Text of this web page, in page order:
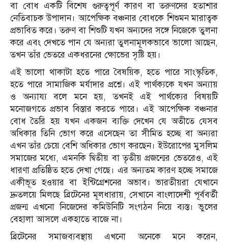
বা বোধ একটি বিশেষ গুরুত্বপূর্ণ কারণ বা তরুণদের হতাশার
নেতিবাচক উপাদান। আপেক্ষিক বঞ্চনার বোধকে শিশুমন মারাত্বক
প্রভাবিত করে। তরুণ বা শিশুটি যখন অন্যদের সঙ্গে নিজেকে তুলনা
করে এবং দেখতে পান যে অন্যরা তুলনামূলকভাবে ভালো আছেন,
তখন তাঁর ভেতরে একধরনের ক্ষোভের সৃষ্টি হয়।
এই ভালো থাকাটা হতে পারে বৈষয়িক, হতে পারে সাংস্কৃতিক,
হতে পারে সামাজিক মর্যাদার প্রশ্নে। এই পার্থক্যকে যখন অন্যায়
ও অন্যায্য বলে মনে হয়, তখনই এই পার্থক্যের বিষয়টি
মনোজগতে প্রভাব বিস্তার করতে পারে। এই আপেক্ষিক বঞ্চনার
বোধ তৈরি হয় যখন একজন ব্যক্তি দেখেন যে অতীতে যেসব
অধিকার তিনি ভোগ করে এসেছেন তা সীমিত হচ্ছে বা অন্যরা
এখন তাঁর চেয়ে বেশি অধিকার ভোগ করছেন। ইউরোপের মুসলিম
সমাজের মধ্যে, এমনকি দ্বিতীয় বা তৃতীয় প্রজন্মের ভেতরেও, এই
ধারণা প্রতিষ্ঠিত হতে দেখা গেছে। এর অন্যতম কারণ হচ্ছে সমাজে
একীভূত হওয়ার বা ইন্টিগ্রেশনের অভাব। ভারতীয়রা যেখানে
দ্রুতলয়ে মিলছে ব্রিটেনের মূলধারায়, সেখানে বাংলাদেশী পূর্ববর্তী
প্রজন্ম এখনো নিজেদের কমিউনিটি সংগঠন নিয়ে ব্যস্ত। ভুলের
বেহালা আসলে একহাতে বাজে না।
ব্রিটেনের সমাজব্যবস্থায় এখনো অনেকে মনে করেন,